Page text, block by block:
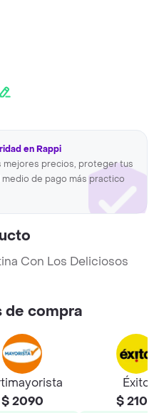
en Rappi
mejores precios, proteger tus
de pago más practico
Con Los Deliciosos
de compra
$ 2090
Éxito
$ 2100